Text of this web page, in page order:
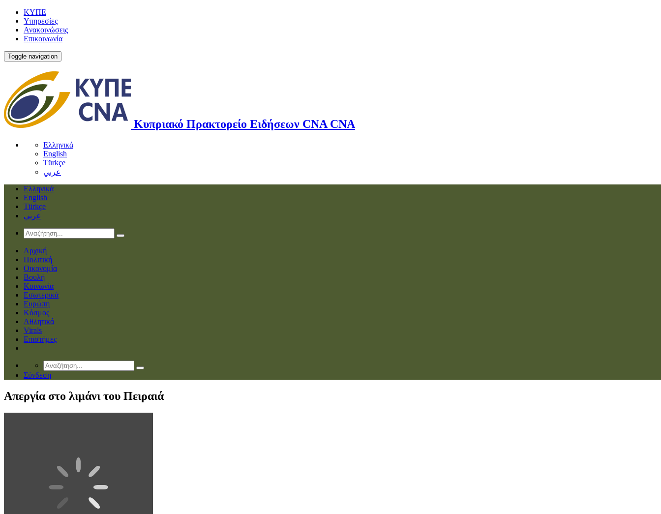
ΚΥΠΕ
Υπηρεσίες
Ανακοινώσεις
Επικοινωνία
Toggle navigation
Κυπριακό Πρακτορείο Ειδήσεων CNA CNA
Ελληνικά
English
Türkçe
عربي
Ελληνικά
English
Türkçe
عربي
Αρχική
Πολιτική
Οικονομία
Βουλή
Κοινωνία
Εσωτερικά
Ευρώπη
Κόσμος
Αθλητικά
Virals
Επιστήμες
Σύνδεση
Απεργία στο λιμάνι του Πειραιά